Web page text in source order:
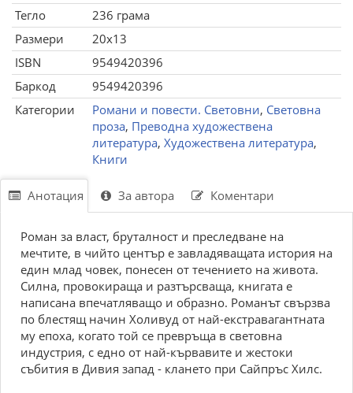
Тегло
236 грама
Размери
20x13
ISBN
9549420396
Баркод
9549420396
Категории
Романи и повести. Световни, Световна
проза, Преводна художествена
литература, Художествена литература,
Книги
Анотация За автора Коментари
Роман за власт, бруталност и преследване на
мечтите, в чийто център е завладяващата история на
един млад човек, понесен от течението на живота.
Силна, провокираща и разтърсваща, книгата е
написана впечатляващо и образно. Романът свързва
по блестящ начин Холивуд от най-екстравагантната
му епоха, когато той се превръща в световна
индустрия, с едно от най-кървавите и жестоки
събития в Дивия запад - клането при Сайпръс Хилс.